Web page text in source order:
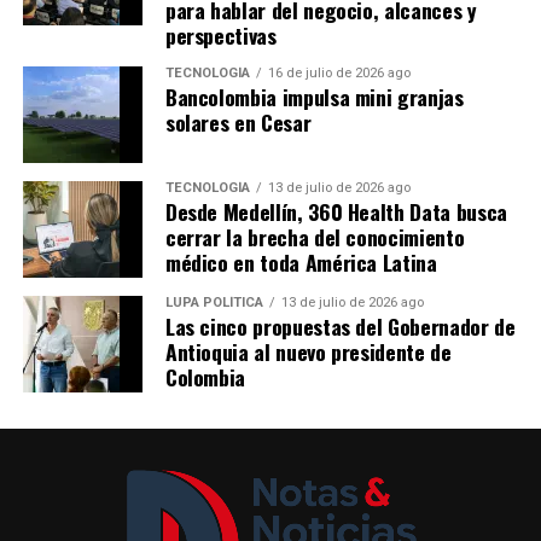
Me gusta esto:
2025, cifra con la que busca consolidar a la marca como
referente de las celebraciones más importantes de los
antioqueños.
Comparte el artículo:
Me gusta esto:
complementa con una feria comercial de 20 artesanos
tradicionales, con propuestas de joyería en filigrana,
mochilas wayuu, ruanas de Nobsa, sombreros aguadeños
y cerámica del Carmen de Viboral, entre otros oficios.
Del 6 al 17 de agosto, Plaza Cines, el pasillo Norte y
este año contará con México como país invitado, en un
encuentro que reunirá el patrimonio cultural de ambos
para hablar del negocio, alcances y
perspectivas
TECNOLOGÍA 16 de julio de 2026 ago
Bancolombia impulsa mini granjas
solares en Cesar
TECNOLOGÍA 13 de julio de 2026 ago
Desde Medellín, 360 Health Data busca
cerrar la brecha del conocimiento
médico en toda América Latina
LUPA POLÍTICA 13 de julio de 2026 ago
Las cinco propuestas del Gobernador de
Antioquia al nuevo presidente de
Colombia